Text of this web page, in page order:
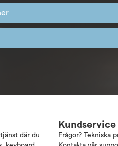
där du
Kundservice
Frågor? Tekniska